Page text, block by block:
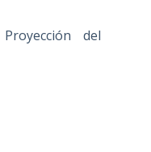
del